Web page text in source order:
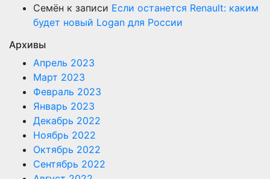
Семён к записи Если останется Renault: каким
будет новый Logan для России
Архивы
Апрель 2023
Март 2023
Февраль 2023
Январь 2023
Декабрь 2022
Ноябрь 2022
Октябрь 2022
Сентябрь 2022